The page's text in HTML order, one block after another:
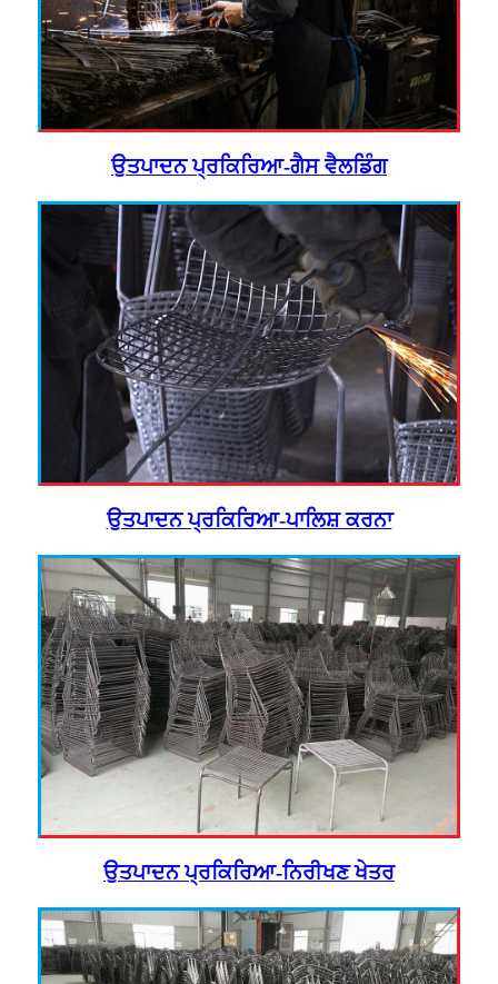
ਉਤਪਾਦਨ ਪ੍ਰਕਿਰਿਆ-ਗੈਸ ਵੈਲਡਿੰਗ
ਉਤਪਾਦਨ ਪ੍ਰਕਿਰਿਆ-ਪਾਲਿਸ਼ ਕਰਨਾ
ਉਤਪਾਦਨ ਪ੍ਰਕਿਰਿਆ-ਨਿਰੀਖਣ ਖੇਤਰ